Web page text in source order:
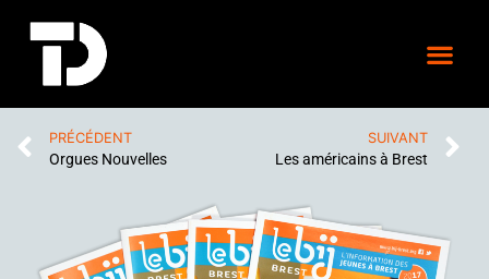
PRÉCÉDENT
Orgues Nouvelles
SUIVANT
Les américains à Brest